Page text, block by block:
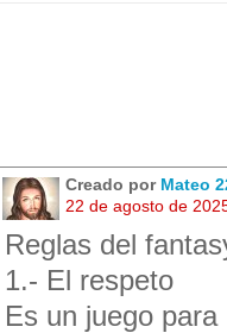
Creado por Mateo
22 de agosto de
Reglas del
1.- El respeto
Es un juego